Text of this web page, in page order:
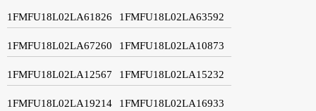
1FMFU18L02LA61826 1FMFU18L02LA63592
1FMFU18L02LA67260 1FMFU18L02LA10873
1FMFU18L02LA12567 1FMFU18L02LA15232
1FMFU18L02LA19214 1FMFU18L02LA16933